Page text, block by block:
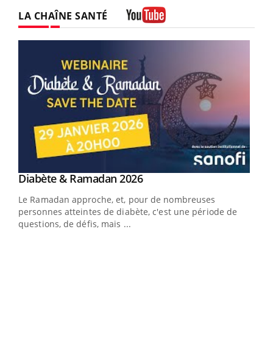
LA CHAÎNE SANTÉ
Youtube
Diabète & Ramadan 2026Youtube
Le Ramadan approche, et, pour de nombreuses
personnes atteintes de diabète, c'est une période de
questions, de défis, mais ...